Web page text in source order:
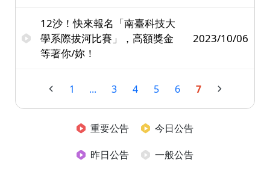
12沙！快來報名「南臺科技大
學系際拔河比賽」，高額獎金
等著你/妳！
2023/10/06
1 ... 3 4 5 6 7
重要公告
今日公告
昨日公告
一般公告